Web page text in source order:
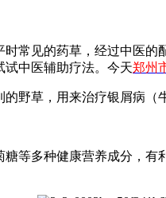
常见的药草，经过中医
中医辅助疗法。今天郑州
等多种健康营养成分，